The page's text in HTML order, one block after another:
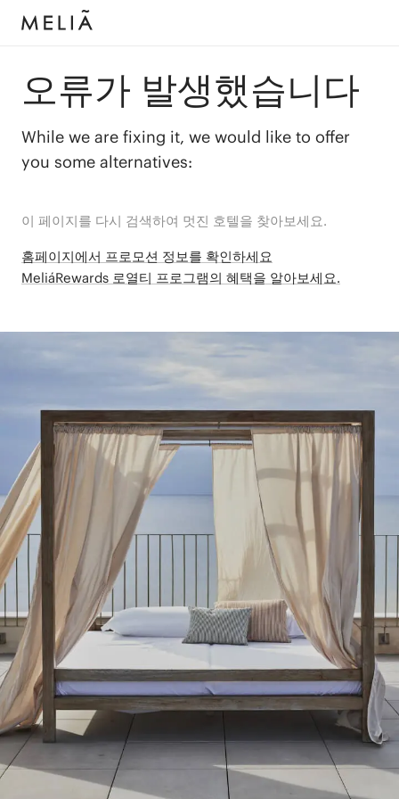
오류가 발생했습니다
While we are fixing it, we would like to offer
you some alternatives:
이 페이지를 다시 검색하여 멋진 호텔을 찾아보세요.
홈페이지에서 프로모션 정보를 확인하세요
MeliáRewards 로열티 프로그램의 혜택을 알아보세요.